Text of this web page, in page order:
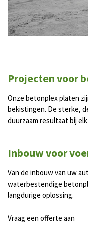
Projecten voor
Onze betonplex platen
bekistingen. De sterke,
duurzaam resultaat bij
Inbouw voor
Van de inbouw van uw
waterbestendige
langdurige oplossing.
Vraag een offerte aan